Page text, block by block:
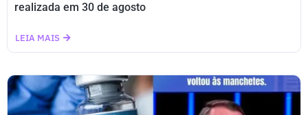
realizada em 30 de agosto
LEIA MAIS